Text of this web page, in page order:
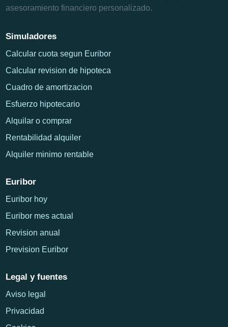
asesoramiento financiero personalizado.
Simuladores
Calcular cuota segun Euribor
Calcular revision de hipoteca
Cuadro de amortizacion
Esfuerzo hipotecario
Alquilar o comprar
Rentabilidad alquiler
Alquiler minimo rentable
Euribor
Euribor hoy
Euribor mes actual
Revision anual
Prevision Euribor
Legal y fuentes
Aviso legal
Privacidad